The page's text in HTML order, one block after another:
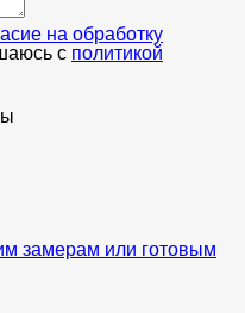
на обработку
с политикой
замерам или готовым